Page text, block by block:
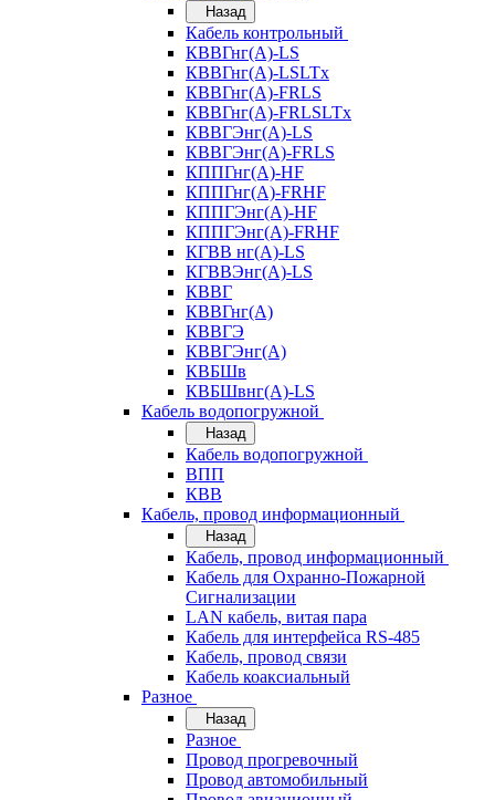
Назад
Кабель контрольный
КВВГнг(А)-LS
КВВГнг(А)-LSLTx
КВВГнг(А)-FRLS
КВВГнг(А)-FRLSLTx
КВВГЭнг(А)-LS
КВВГЭнг(А)-FRLS
КППГнг(А)-HF
КППГнг(А)-FRHF
КППГЭнг(А)-HF
КППГЭнг(А)-FRHF
КГВВ нг(А)-LS
КГВВЭнг(А)-LS
КВВГ
КВВГнг(А)
КВВГЭ
КВВГЭнг(А)
КВБШв
КВБШвнг(А)-LS
Кабель водопогружной
Назад
Кабель водопогружной
ВПП
КВВ
Кабель, провод информационный
Назад
Кабель, провод информационный
Кабель для Охранно-Пожарной
Сигнализации
LAN кабель, витая пара
Кабель для интерфейса RS-485
Кабель, провод связи
Кабель коаксиальный
Разное
Назад
Разное
Провод прогревочный
Провод автомобильный